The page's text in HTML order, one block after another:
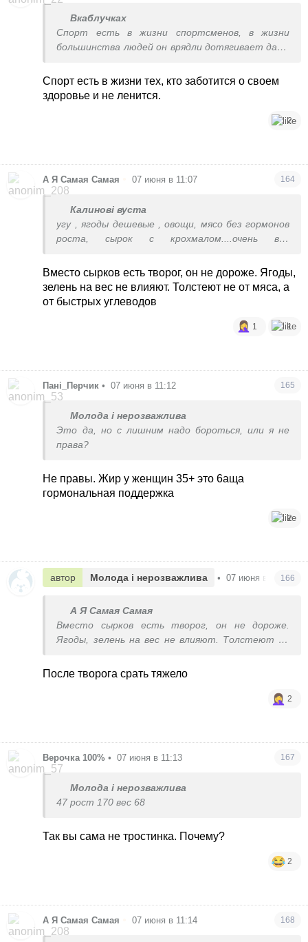
Вкаблучках
Спорт есть в жизни спортсменов, в жизни
большинства людей он врядли дотягивает даже
похудение или контроль за весом, а про
качество тела. В спортзале не худеют, худеют
Спорт есть в жизни тех, кто заботится о своем
здоровье и не ленится.
2
А Я Самая Самая 07 июня в 11:07 164
Калинові вуста
угу , ягоды дешевые , овощи, мясо без гормонов
роста, сырок с крохмалом....очень все
Вместо сырков есть творог, он не дороже. Ягоды,
зелень на вес не влияют. Толстеют не от мяса, а
от быстрых углеводов
1 1
Пані_Перчик • 07 июня в 11:12 165
Молода і нерозважлива
Это да, но с лишним надо бороться, или я не
права?
Не правы. Жир у женщин 35+ это 6аща
гормональная поддержка
2
автор Молода і нерозважлива • 07 июня в 11:13
166
А Я Самая Самая
Вместо сырков есть творог, он не дороже.
Ягоды, зелень на вес не влияют. Толстеют не
После творога срать тяжело
2
Верочка 100% • 07 июня в 11:13 167
Молода і нерозважлива
47 рост 170 вес 68
Так вы сама не тростинка. Почему?
2
А Я Самая Самая 07 июня в 11:14 168